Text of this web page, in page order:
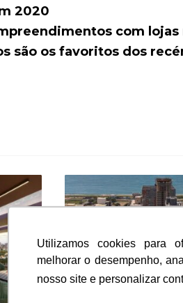
Utilizamos cookies para
melhorar o desempenho,
nosso site e personalizar
Utilizamos cookies para
melhorar o desempenho,
nosso site e personalizar
2020
com
são os favoritos dos